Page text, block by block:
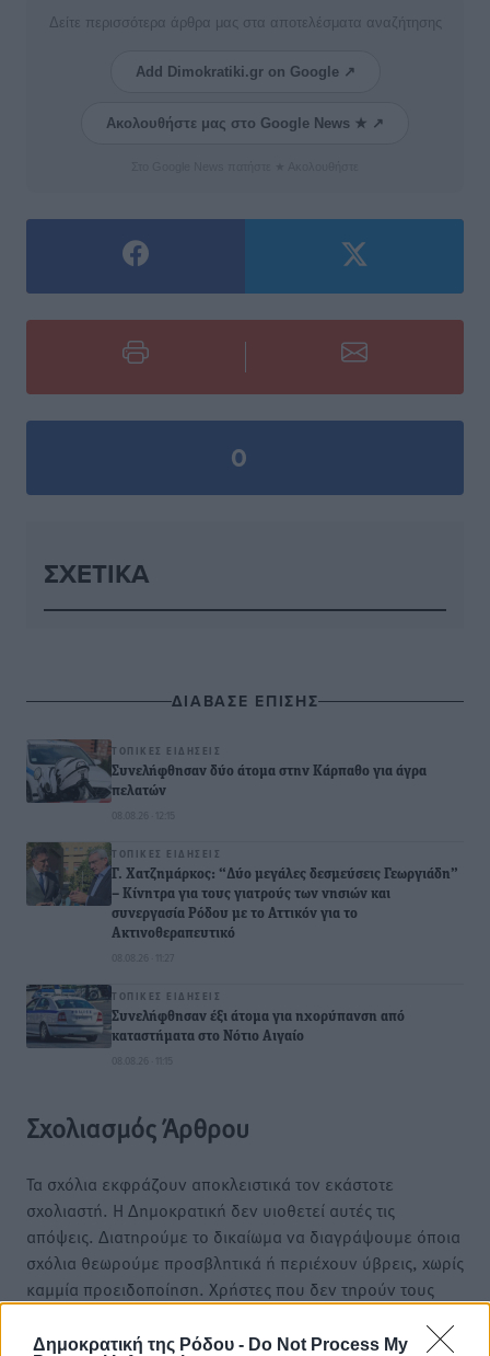
Δημοκρατική της Ρόδου - Do Not Process My
Δείτε περισσότερα άρθρα μας στα αποτελέσματα αναζήτησης
Add Dimokratiki.gr on Google ↗
Ακολουθήστε μας στο Google News ★ ↗
0
ΣΧΕΤΙΚΆ
ΔΙΑΒΑΣΕ ΕΠΙΣΗΣ
ΤΟΠΙΚΈΣ ΕΙΔΉΣΕΙΣ
Συνελήφθησαν δύο άτομα στην Κάρπαθο για άγρα
πελατών
08.08.26 · 12:15
ΤΟΠΙΚΈΣ ΕΙΔΉΣΕΙΣ
Γ. Χατζημάρκος: “Δύο μεγάλες δεσμεύσεις Γεωργιάδη”
– Κίνητρα για τους γιατρούς των νησιών και
συνεργασία Ρόδου με το Αττικόν για το
Ακτινοθεραπευτικό
08.08.26 · 11:27
ΤΟΠΙΚΈΣ ΕΙΔΉΣΕΙΣ
Συνελήφθησαν έξι άτομα για ηχορύπανση από
καταστήματα στο Νότιο Αιγαίο
08.08.26 · 11:15
Σχολιασμός Άρθρου
Τα σχόλια εκφράζουν αποκλειστικά τον εκάστοτε
σχολιαστή. Η Δημοκρατική δεν υιοθετεί αυτές τις
απόψεις. Διατηρούμε το δικαίωμα να διαγράψουμε όποια
σχόλια θεωρούμε προσβλητικά ή περιέχουν ύβρεις, χωρίς
καμμία προειδοποίηση. Χρήστες που δεν τηρούν τους